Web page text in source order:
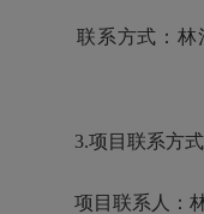
联系方式：林涓
3.项目联系方式
项目联系人：林